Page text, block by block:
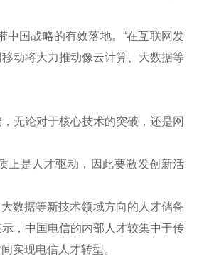
国战略的有效落地。“在互联网发
动将大力推动像云计算、大数据等
无论对于核心技术的突破，还是网
是人才驱动，因此要激发创新活
数据等新技术领域方向的人才储备
，中国电信的内部人才较集中于传
实现电信人才转型。